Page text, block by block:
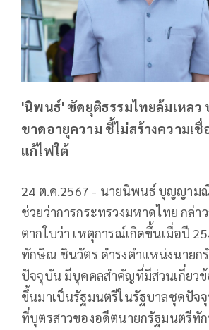
'นิพนธ์' ซัดยุติธรรมไทยล้มเหลว
ขาดอายุความ ชี้ไม่สร้างความเ
แก้ไฟใต้
24 ต.ค.2567 - นายนิพนธ์ บุญญาม
ช่วยว่าการกระทรวงมหาดไทย กล่า
ตากใบว่า เหตุการณ์เกิดขึ้นเมื่อปี
ทักษิณ ชินวัตร ดำรงตำแหน่งนายก
ปัจจุบัน มีบุคคลสำคัญที่มีส่วนเกี่ยว
ขึ้นมาเป็นรัฐมนตรีในรัฐบาลชุดปัจ
ที่บุตรสาวของอดีตนายกรัฐมนตรีทั